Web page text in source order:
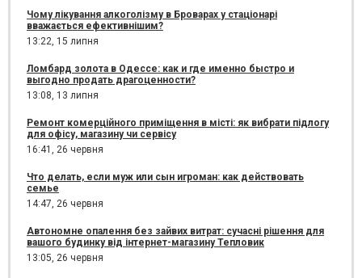
Чому лікування алкоголізму в Броварах у стаціонарі
вважається ефективнішим?
13:22, 15 липня
Ломбард золота в Одессе: как и где именно быстро и
выгодно продать драгоценности?
13:08, 13 липня
Ремонт комерційного приміщення в місті: як вибрати підлогу
для офісу, магазину чи сервісу
16:41, 26 червня
Что делать, если муж или сын игроман: как действовать
семье
14:47, 26 червня
Автономне опалення без зайвих витрат: сучасні рішення для
вашого будинку від інтернет-магазину Тепловик
13:05, 26 червня